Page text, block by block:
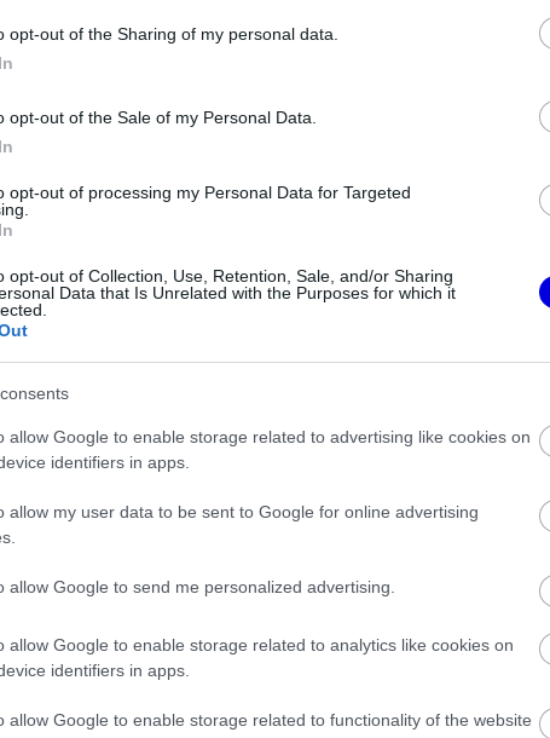
opt-out of the Sharing of my personal data.
opt-out of the Sale of my Personal Data.
opt-out of processing my Personal Data for Targeted
opt-out of Collection, Use, Retention, Sale, and/or Sharing
Data that Is Unrelated with the Purposes for which it
allow Google to enable storage related to advertising like cookies on
identifiers in apps.
allow my user data to be sent to Google for online advertising
allow Google to send me personalized advertising.
allow Google to enable storage related to analytics like cookies on
identifiers in apps.
allow Google to enable storage related to functionality of the website
sűrű menetrend mellett beleférne-e a
gokartverseny, az Elf Masters mintájára
nagyságok indultak, mint Ayrton
a téli tesztekig
minden rendben
Újabb részletek a balesetről:
bukás után
kivitelezhetetlen a pilóták számára.
a ránk váró marketingesemények
sem lenne képes ezt kezelni” –